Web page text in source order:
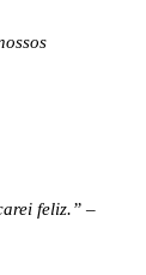
feliz.” –